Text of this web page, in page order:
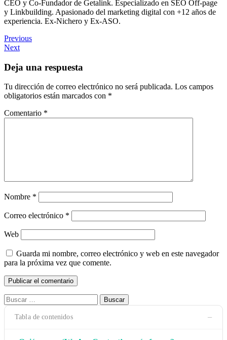
CEO y Co-Fundador de Getalink. Especializado en SEO Off-page
y Linkbuilding. Apasionado del marketing digital con +12 años de
experiencia. Ex-Nichero y Ex-ASO.
Navegación
de
entradas
Previous
Next
Deja una respuesta
Tu dirección de correo electrónico no será publicada. Los campos
obligatorios están marcados con *
Comentario *
Nombre *
Correo electrónico *
Web
Guarda mi nombre, correo electrónico y web en este navegador
para la próxima vez que comente.
Buscar:
Tabla de contenidos −